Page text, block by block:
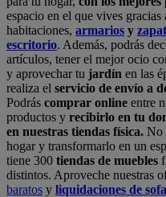
espacio en el que vives gracias
habitaciones, armarios y
escritorio. Además, podrás
artículos, tener el mejor ocio
y aprovechar tu jardín en las
realiza el servicio de envío a
Podrás comprar online entre
productos y recibirlo en tu
en nuestras tiendas física. No
hogar y transformarlo en un
tiene 300 tiendas de muebles
distintos. Aproveche nuestras
baratos y liquidaciones de